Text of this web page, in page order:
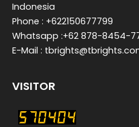
Indonesia
Phone : +622150677799
Whatsapp :+62 878-8454-
E-Mail :
VISITOR